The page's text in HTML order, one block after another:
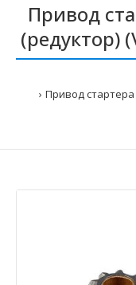
Привод
(редуктор)
Привод стартера